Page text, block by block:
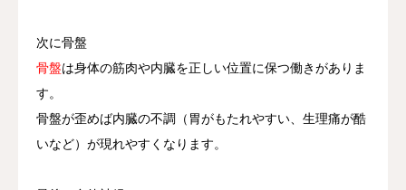
次に骨盤
骨盤は身体の筋肉や内臓を正しい位置に保つ働きがありま
す。
骨盤が歪めば内臓の不調（胃がもたれやすい、生理痛が酷
いなど）が現れやすくなります。